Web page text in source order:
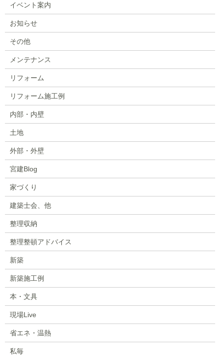
イベント案内
お知らせ
その他
メンテナンス
リフォーム
リフォーム施工例
内部・内壁
土地
外部・外壁
宮建Blog
家づくり
建築士会、他
整理収納
整理整頓アドバイス
新築
新築施工例
本・文具
現場Live
省エネ・温熱
私毎